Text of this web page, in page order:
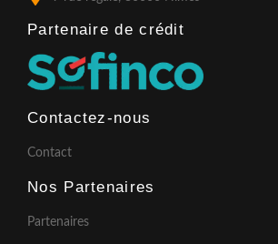
Partenaire de crédit​
Contactez-nous
Contact
Nos Partenaires
Partenaires